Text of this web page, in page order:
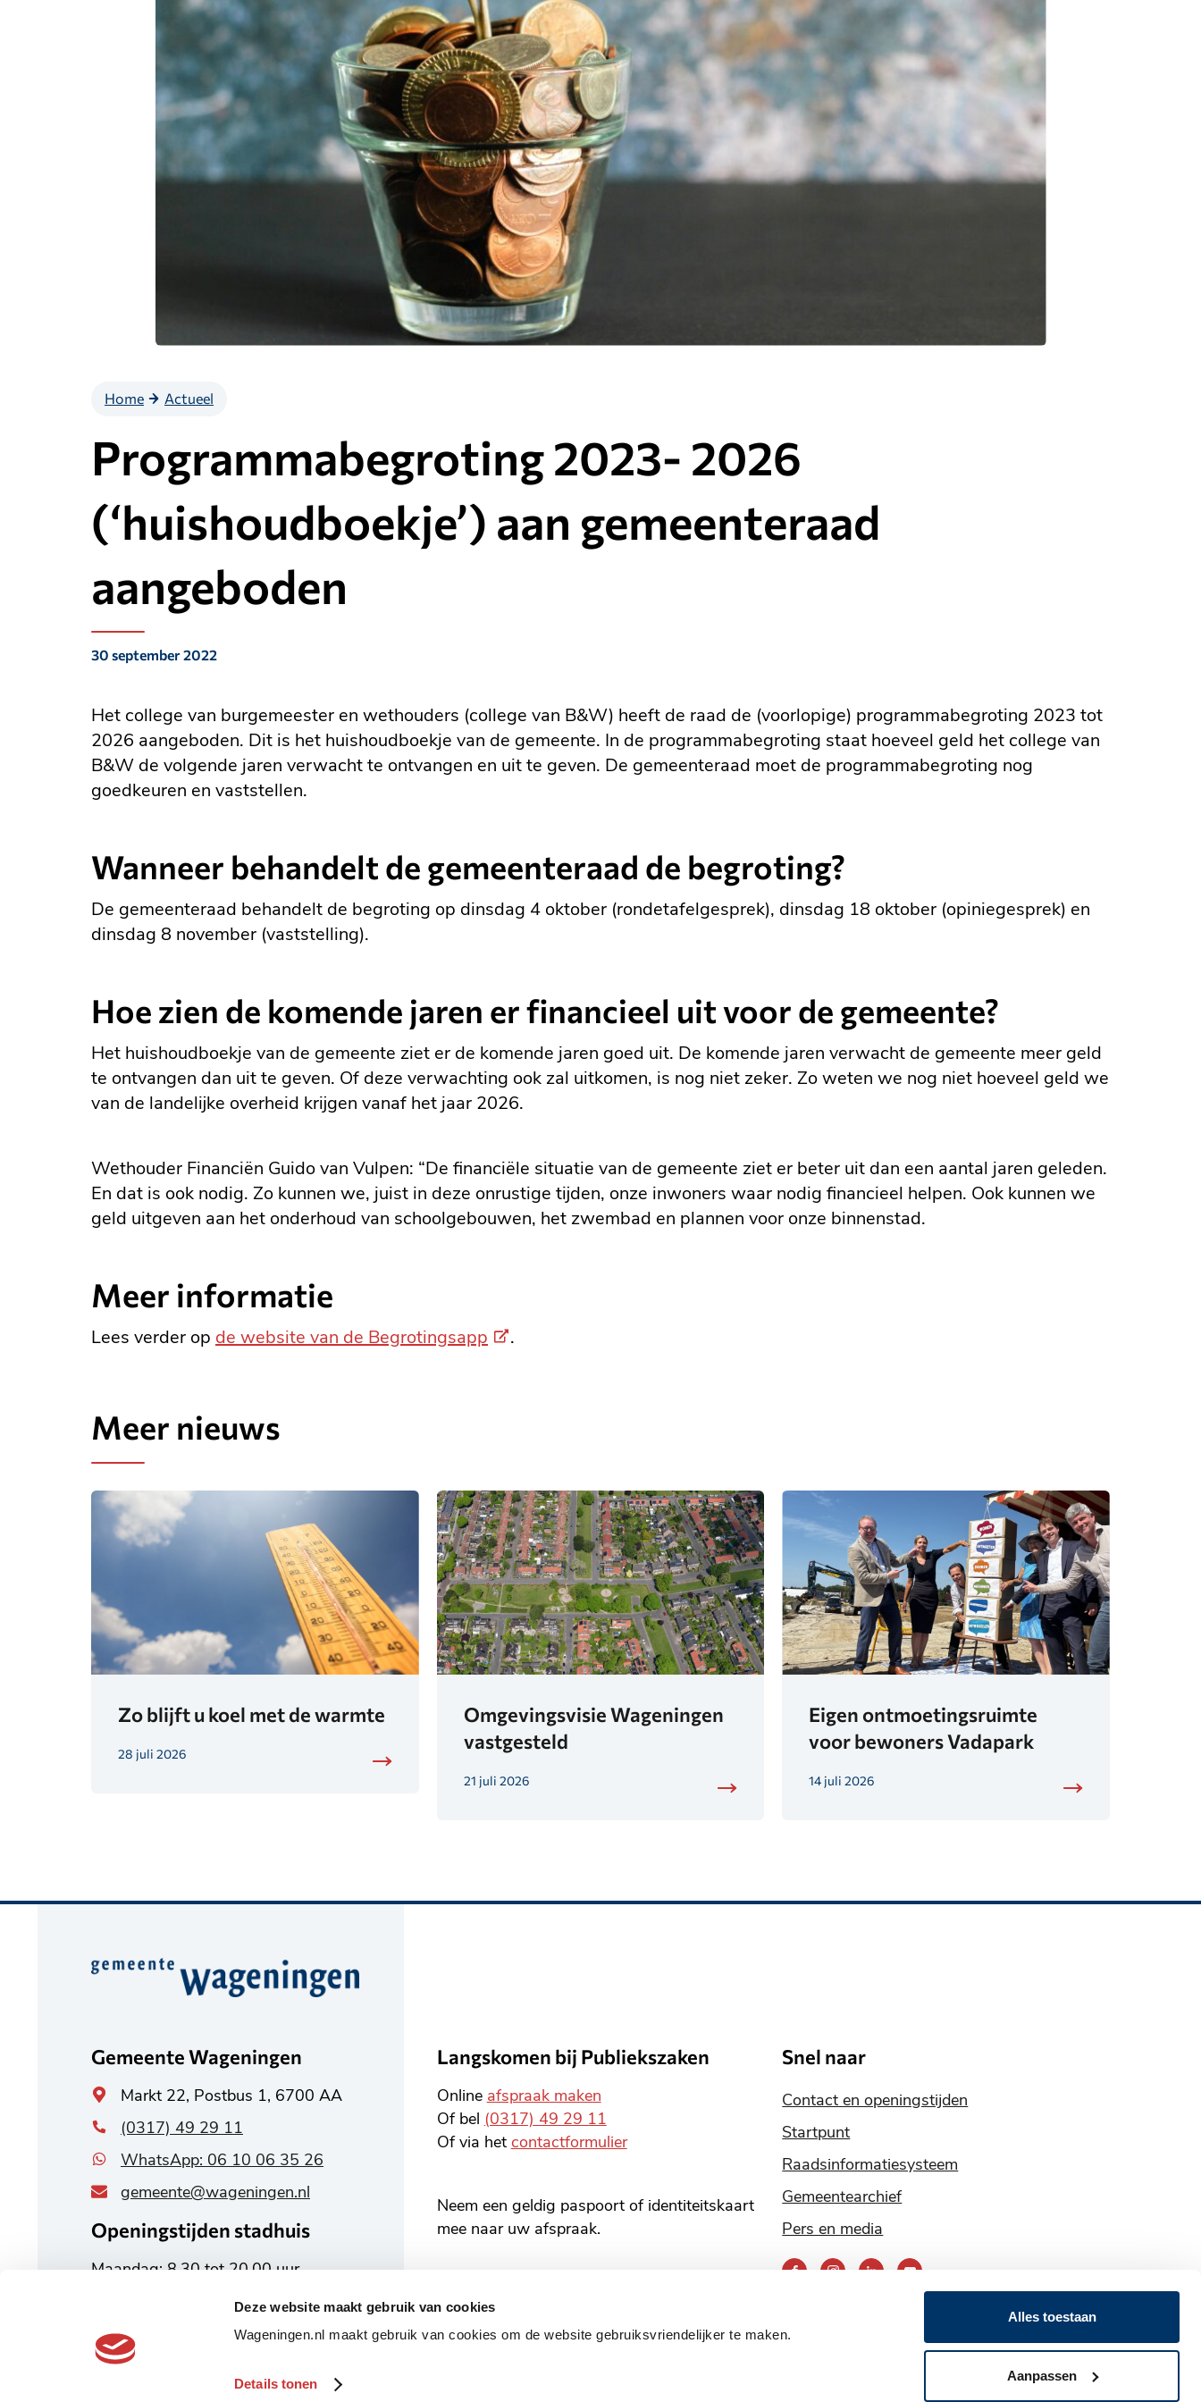
Deze website maakt gebruik van cookies
Wageningen.nl maakt gebruik van cookies om de website gebruiksvriendelijker te maken.
Details tonen
Alles toestaan
Aanpassen
Home Actueel
Programmabegroting 2023- 2026
(‘huishoudboekje’) aan gemeenteraad
aangeboden
Gepubliceerd
30 september 2022
Het college van burgemeester en wethouders (college van B&W) heeft de raad de (voorlopige) programmabegroting 2023 tot
2026 aangeboden. Dit is het huishoudboekje van de gemeente. In de programmabegroting staat hoeveel geld het college van
B&W de volgende jaren verwacht te ontvangen en uit te geven. De gemeenteraad moet de programmabegroting nog
goedkeuren en vaststellen.
Wanneer behandelt de gemeenteraad de begroting?
De gemeenteraad behandelt de begroting op dinsdag 4 oktober (rondetafelgesprek), dinsdag 18 oktober (opiniegesprek) en
dinsdag 8 november (vaststelling).
Hoe zien de komende jaren er financieel uit voor de gemeente?
Het huishoudboekje van de gemeente ziet er de komende jaren goed uit. De komende jaren verwacht de gemeente meer geld
te ontvangen dan uit te geven. Of deze verwachting ook zal uitkomen, is nog niet zeker. Zo weten we nog niet hoeveel geld we
van de landelijke overheid krijgen vanaf het jaar 2026.
Wethouder Financiën Guido van Vulpen: “De financiële situatie van de gemeente ziet er beter uit dan een aantal jaren geleden.
En dat is ook nodig. Zo kunnen we, juist in deze onrustige tijden, onze inwoners waar nodig financieel helpen. Ook kunnen we
geld uitgeven aan het onderhoud van schoolgebouwen, het zwembad en plannen voor onze binnenstad.
Meer informatie
Lees verder op de website van de Begrotingsapp (Externe
.
Meer nieuws
Zo blijft u koel met de warmte
28 juli 2026
Omgevingsvisie Wageningen
vastgesteld
21 juli 2026
Eigen ontmoetingsruimte
voor bewoners Vadapark
14 juli 2026
Belangrijke
Gemeente Wageningen
Algemeen
adres
Markt 22, Postbus 1, 6700 AA
(0317) 49 29 11
WhatsApp: 06 10 06 35 26
gemeente@wageningen.nl
Openingstijden stadhuis
Maandag: 8.30 tot 20.00 uur
Alle openingstijden
Langskomen bij Publiekszaken
Online afspraak maken
Of bel (0317) 49 29 11
Of via het contactformulier
Neem een geldig paspoort of identiteitskaart
mee naar uw afspraak.
Snel naar
Contact en openingstijden
Startpunt
Raadsinformatiesysteem
Gemeentearchief
Pers en media
Bereik
via